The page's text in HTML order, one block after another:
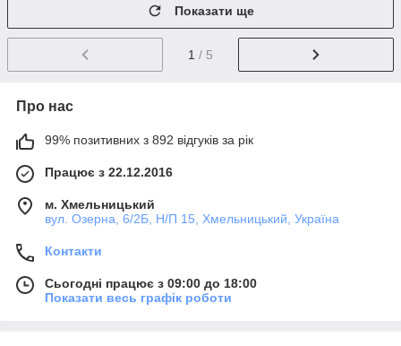
Показати ще
1 / 5
Про нас
99% позитивних з 892 відгуків за рік
Працює з 22.12.2016
м. Хмельницький
вул. Озерна, 6/2Б, Н/П 15, Хмельницький, Україна
Контакти
Сьогодні працює з 09:00 до 18:00
Показати весь графік роботи